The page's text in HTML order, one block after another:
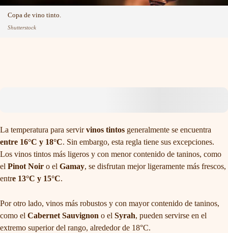
Copa de vino tinto.
Shutterstock
La temperatura para servirvinos tintos generalmente se encuentra
entre 16°C y 18°C. Sin embargo, esta regla tiene sus excepciones.
Los vinos tintos más ligeros y con menor contenido de taninos, como
el Pinot Noir o el Gamay, se disfrutan mejor ligeramente más frescos,
entre 13°C y 15°C.
Por otro lado, vinos más robustos y con mayor contenido de taninos,
como el Cabernet Sauvignon o el Syrah, pueden servirse en el
extremo superior del rango, alrededor de 18°C.